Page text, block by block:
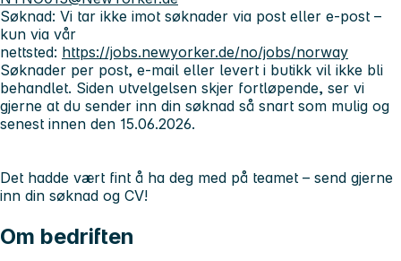
Søknad: Vi tar ikke imot søknader via post eller e-post –
kun via vår
nettsted: https://jobs.newyorker.de/no/jobs/norway
Søknader per post, e-mail eller levert i butikk vil ikke bli
behandlet. Siden utvelgelsen skjer fortløpende, ser vi
gjerne at du sender inn din søknad så snart som mulig og
senest innen den 15.06.2026.
Det hadde vært fint å ha deg med på teamet – send gjerne
inn din søknad og CV!
Om bedriften